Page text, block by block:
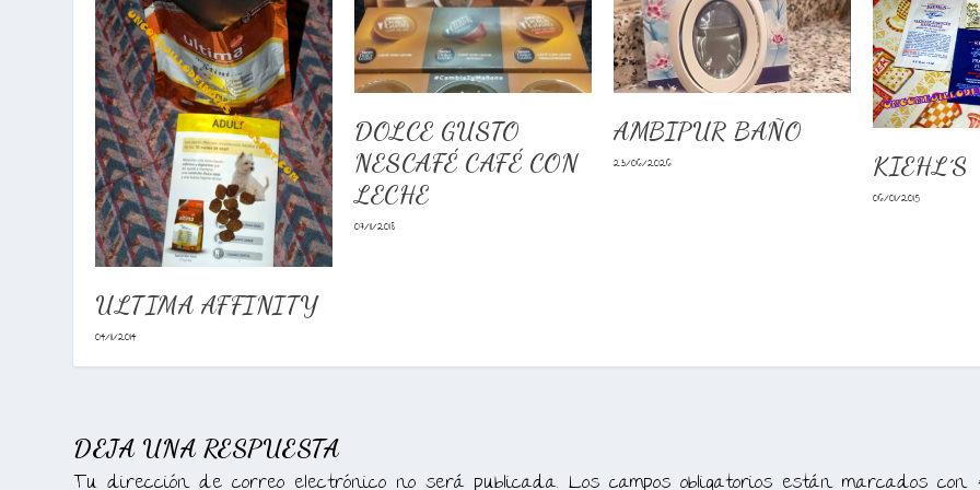
ULTIMA AFFINITY
04/11/2014
DOLCE GUSTO
NESCAFÉ CAFÉ CON
LECHE
07/11/2018
AMBIPUR BAÑO
23/06/2026 KIEHL´S
06/01/2015
DEJA UNA RESPUESTA